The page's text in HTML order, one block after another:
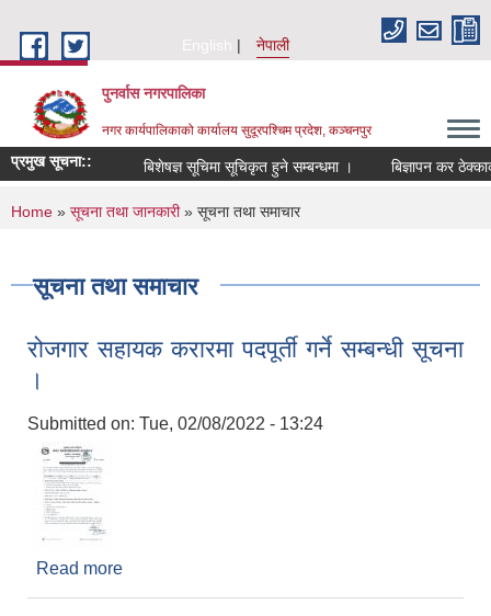
English
नेपाली
पुनर्वास नगरपालिका
नगर कार्यपालिकाको कार्यालय सुदूरपश्चिम प्रदेश, कञ्चनपुर
प्रमुख सूचना:: बिशेषज्ञ सूचिमा सूचिकृत हुने सम्बन्धमा । बिज्ञापन कर
You are here
Home » सूचना तथा जानकारी» सूचना तथा समाचार
सूचना तथा समाचार
रोजगार सहायक करारमा पदपूर्ती गर्ने सम्बन्धी सूचना
।
Submitted on: Tue, 02/08/2022 - 13:24
Read more